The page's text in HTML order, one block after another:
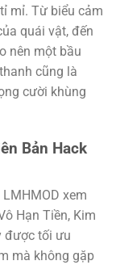
mỉ. Từ biểu cảm
quái vật, đến
nên một bầu
cũng là
cười khùng
Bản Hack
xem
Hạn Tiền, Kim
được tối ưu
mà không gặp